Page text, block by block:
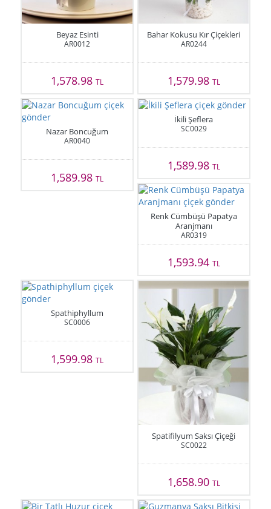
Beyaz Esinti
AR0012
1,578.98TL
Bahar Kokusu Kır Çiçekleri
AR0244
1,579.98 TL
Nazar Boncuğum
AR0040
1,589.98TL
İkili Şeflera
SC0029
1,589.98 TL
Renk Cümbüşü Papatya
Aranjmanı
AR0319
1,593.94 TL
Spathiphyllum
SC0006
1,599.98TL
Spatifilyum Saksı Çiçeği
SC0022
1,658.90 TL